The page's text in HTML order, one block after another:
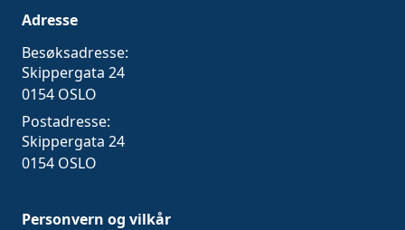
Adresse
Besøksadresse:
Skippergata 24
0154 OSLO
Postadresse:
Skippergata 24
0154 OSLO
Personvern og vilkår